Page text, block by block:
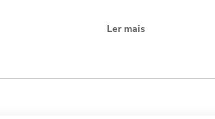
Ler mais